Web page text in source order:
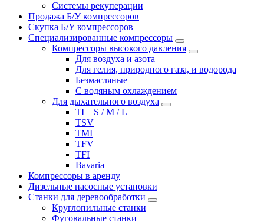
Системы рекуперации
Продажа Б/У компрессоров
Скупка Б/У компрессоров
Специализированные компрессоры
Компрессоры высокого давления
Для воздуха и азота
Для гелия, природного газа, и водорода
Безмасляные
С водяным охлаждением
Для дыхательного воздуха
TI – S / M / L
TSV
TMI
TFV
TFI
Bavaria
Компрессоры в аренду
Дизельные насосные установки
Станки для деревообработки
Круглопильные станки
Фуговальные станки